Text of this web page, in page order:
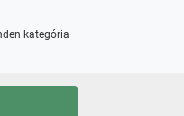
kategória